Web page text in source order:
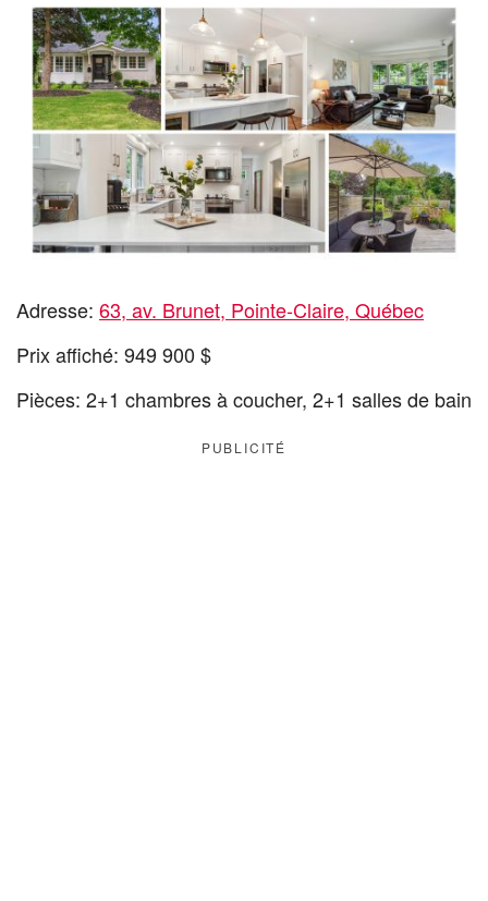
Adresse: 63, av. Brunet, Pointe-Claire, Québec
Prix affiché: 949 900 $
Pièces: 2+1 chambres à coucher, 2+1 salles de bain
PUBLICITÉ